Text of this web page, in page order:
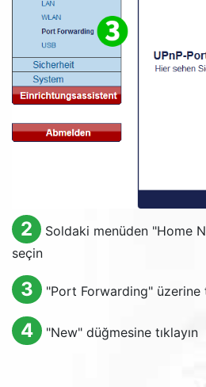
2 Soldaki menüden "Home
seçin
3 "Port Forwarding" üzerine
4 "New" düğmesine tıklayın